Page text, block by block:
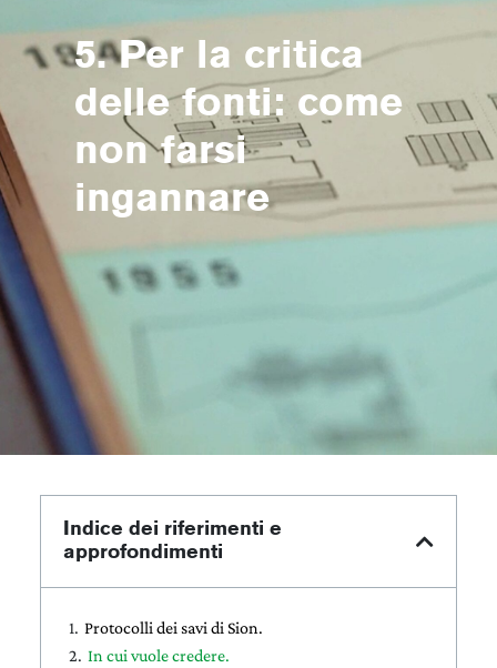
5. Per la critica
delle fonti: come
non farsi
ingannare
Indice dei riferimenti e
approfondimenti
Protocolli dei savi di Sion.
In cui vuole credere.